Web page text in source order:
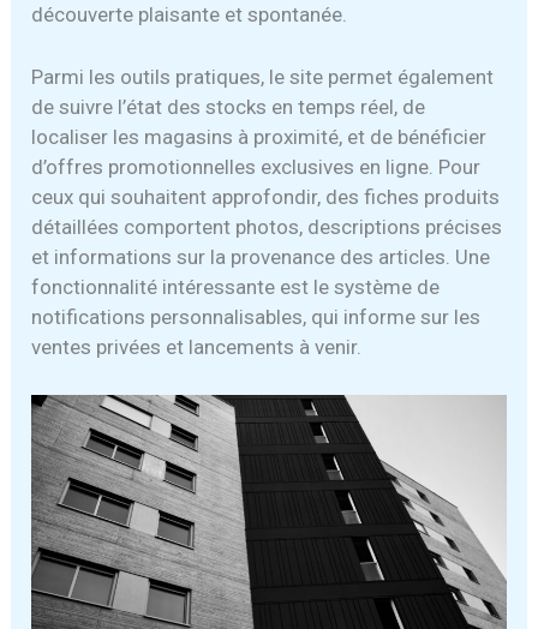
découverte plaisante et spontanée.
Parmi les outils pratiques, le site permet également
de suivre l’état des stocks en temps réel, de
localiser les magasins à proximité, et de bénéficier
d’offres promotionnelles exclusives en ligne. Pour
ceux qui souhaitent approfondir, des fiches produits
détaillées comportent photos, descriptions précises
et informations sur la provenance des articles. Une
fonctionnalité intéressante est le système de
notifications personnalisables, qui informe sur les
ventes privées et lancements à venir.